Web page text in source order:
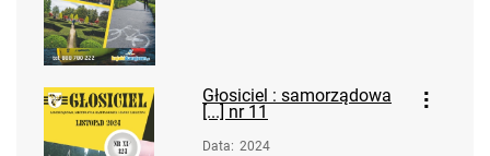
Głosiciel : samorządowa
[...] nr 11
Data: 2024